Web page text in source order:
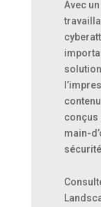
Avec
conçus
main-